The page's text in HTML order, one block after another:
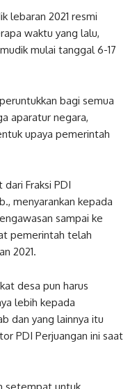
lebaran 2021 resmi
waktu yang lalu,
mulai tanggal 6-17
bagi semua
aparatur negara,
upaya pemerintah
Fraksi PDI
menyarankan kepada
sampai ke
pemerintah telah
2021.
desa pun harus
lebih kepada
dan yang lainnya itu
PDI Perjuangan ini saat